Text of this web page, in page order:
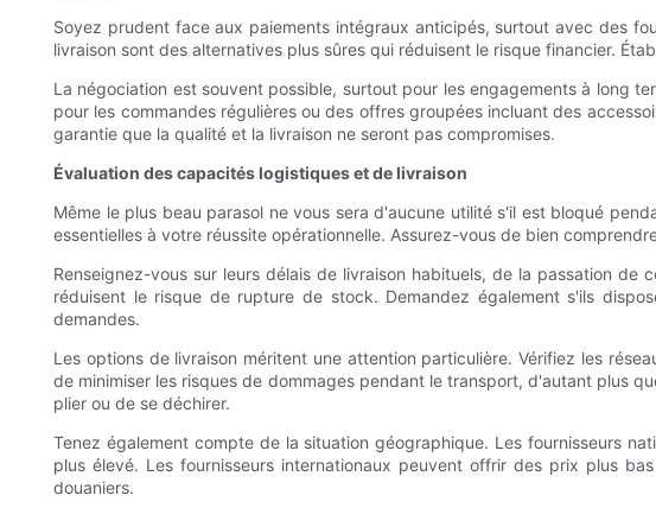
Soyez prudent face aux paiements intégraux anticipés, surtout avec des
livraison sont des alternatives plus sûres qui réduisent le risque financier.
La négociation est souvent possible, surtout pour les engagements à long
pour les commandes régulières ou des offres groupées incluant des
garantie que la qualité et la livraison ne seront pas compromises.
Évaluation des capacités logistiques et de livraison
Même le plus beau parasol ne vous sera d'aucune utilité s'il est bloqué
essentielles à votre réussite opérationnelle. Assurez-vous de bien
Renseignez-vous sur leurs délais de livraison habituels, de la passation
réduisent le risque de rupture de stock. Demandez également s'ils
demandes.
Les options de livraison méritent une attention particulière. Vérifiez les
de minimiser les risques de dommages pendant le transport, d'autant plus
plier ou de se déchirer.
Tenez également compte de la situation géographique. Les fournisseurs
plus élevé. Les fournisseurs internationaux peuvent offrir des prix plus
douaniers.